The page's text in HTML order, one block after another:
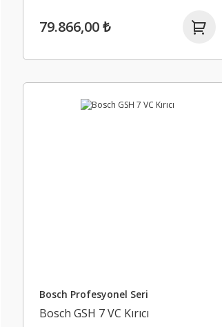
79.866,00 ₺
Bosch Profesyonel Seri
Bosch GSH 7 VC Kırıcı